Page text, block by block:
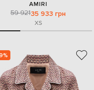
AMIRI
59 92135 933 грн
XS